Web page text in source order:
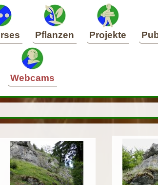
Pflanzen Projekte
Webcams